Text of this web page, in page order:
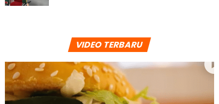
VIDEO TERBARU